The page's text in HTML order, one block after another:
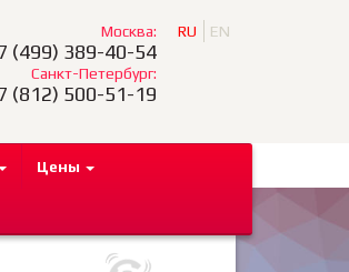
Москва:
(499) 389-40-54
Санкт-Петербург:
(812) 500-51-19
RU EN
Цены